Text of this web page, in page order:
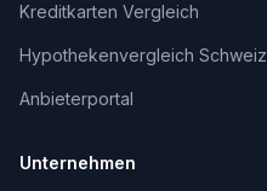
Kreditkarten Vergleich
Hypothekenvergleich Schweiz
Anbieterportal
Unternehmen